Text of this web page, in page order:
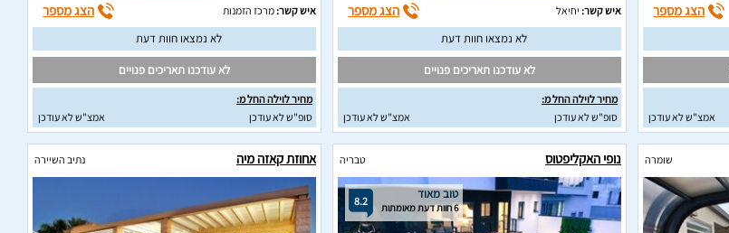
הצג מספר
אמצ"ש לא עודכן
איש קשר: יחיאל הצג מספר
לא נמצאו חוות דעת
לא עודכנו תאריכים פנויים
מחיר לוילה החל מ:
סופ"ש לא עודכן
אמצ"ש לא עודכן
איש קשר:מרכז הזמנות הצג מספר
לא נמצאו חוות דעת
לא עודכנו תאריכים פנויים
מחיר לוילה החל מ:
סופ"ש לא עודכן
אמצ"ש לא עודכן
שומרה נופי האקליפטוס טבריה
8.2 טוב מאוד
6 חוות דעת מאומתות
אחוזת קאזה מיה נתיב השיירה